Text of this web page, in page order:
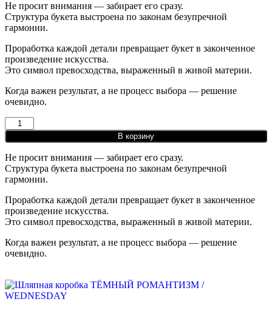
Не просит внимания — забирает его сразу.
Структура букета выстроена по законам безупречной
гармонии.
Проработка каждой детали превращает букет в законченное
произведение искусства.
Это символ превосходства, выраженный в живой материи.
Когда важен результат, а не процесс выбора — решение
очевидно.
В корзину
Не просит внимания — забирает его сразу.
Структура букета выстроена по законам безупречной
гармонии.
Проработка каждой детали превращает букет в законченное
произведение искусства.
Это символ превосходства, выраженный в живой материи.
Когда важен результат, а не процесс выбора — решение
очевидно.